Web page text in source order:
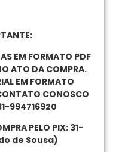
EM FORMATO PDF
ATO DA COMPRA.
EM FORMATO
CONOSCO
994716920
PELO PIX: 31-
de Sousa)